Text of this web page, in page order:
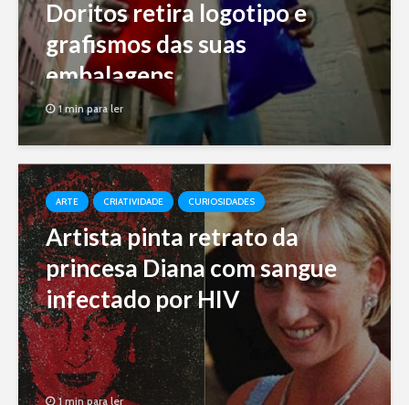
Doritos retira logotipo e
grafismos das suas
embalagens
1 min para ler
ARTE CRIATIVIDADE CURIOSIDADES
Artista pinta retrato da
princesa Diana com sangue
infectado por HIV
1 min para ler